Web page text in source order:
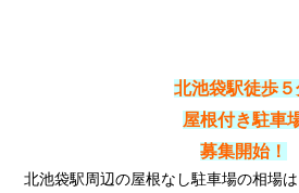
北池袋駅徒歩５
屋根付き駐車
募集開始！
北池袋駅周辺の屋根なし駐車場の相場